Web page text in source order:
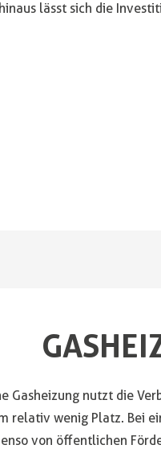
lässt sich die
Gasheizung nutzt die
relativ wenig Platz. Bei
von öffentlichen